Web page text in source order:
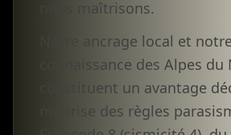
nous maîtrisons.
Notre ancrage local et
connaissance des Alpes du
constituent un avantage
maîtrise des règles